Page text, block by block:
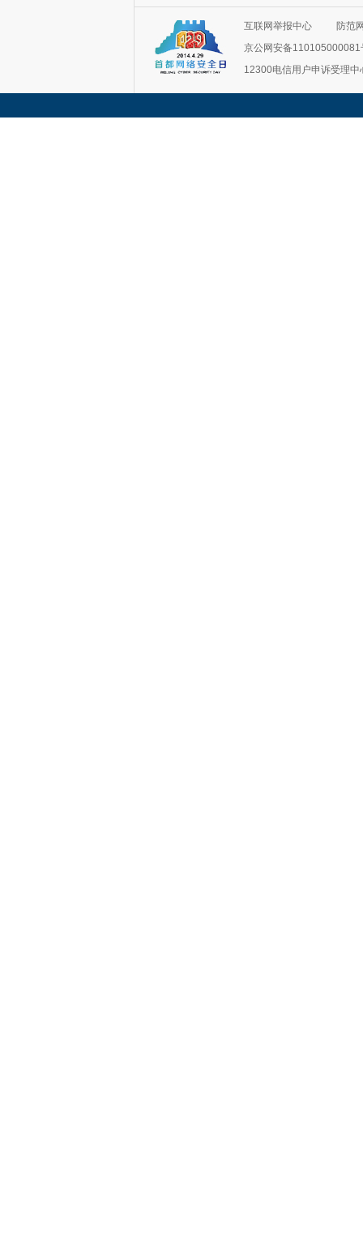
互联网举报中心
防范
京公网安备110105000081
12300电信用户申诉受理中